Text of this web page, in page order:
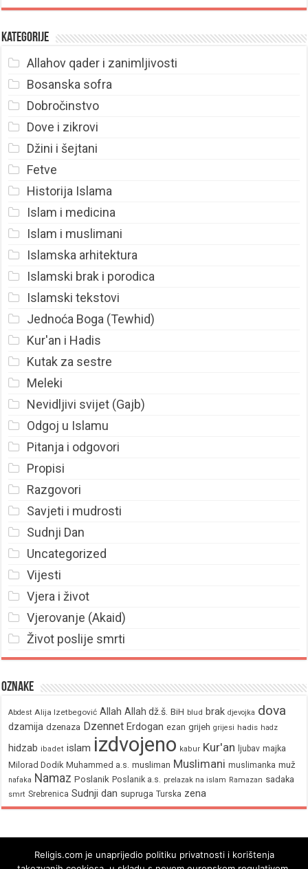
Kategorije
Allahov qader i zanimljivosti
Bosanska sofra
Dobročinstvo
Dove i zikrovi
Džini i šejtani
Fetve
Historija Islama
Islam i medicina
Islam i muslimani
Islamska arhitektura
Islamski brak i porodica
Islamski tekstovi
Jednoća Boga (Tewhid)
Kur'an i Hadis
Kutak za sestre
Meleki
Nevidljivi svijet (Gajb)
Odgoj u Islamu
Pitanja i odgovori
Propisi
Razgovori
Savjeti i mudrosti
Sudnji Dan
Uncategorized
Vijesti
Vjera i život
Vjerovanje (Akaid)
Život poslije smrti
Oznake
Abdest Alija Izetbegović Allah Allah dž.š. BiH blud brak djevojka dova
dzamija dzenaza Dzennet Erdogan ezan grijeh grijesi hadis hadz
hidzab ibadet islam izdvojeno kabur Kur'an ljubav majka
Milorad Dodik Muhammed a.s. musliman Muslimani muslimanka muž
nafaka Namaz Poslanik Poslanik a.s. prelazak na islam Ramazan sadaka
smrt Srebrenica Sudnji dan supruga Turska zena
Religis.com je unaprijedio politiku privatnosti i korištenja